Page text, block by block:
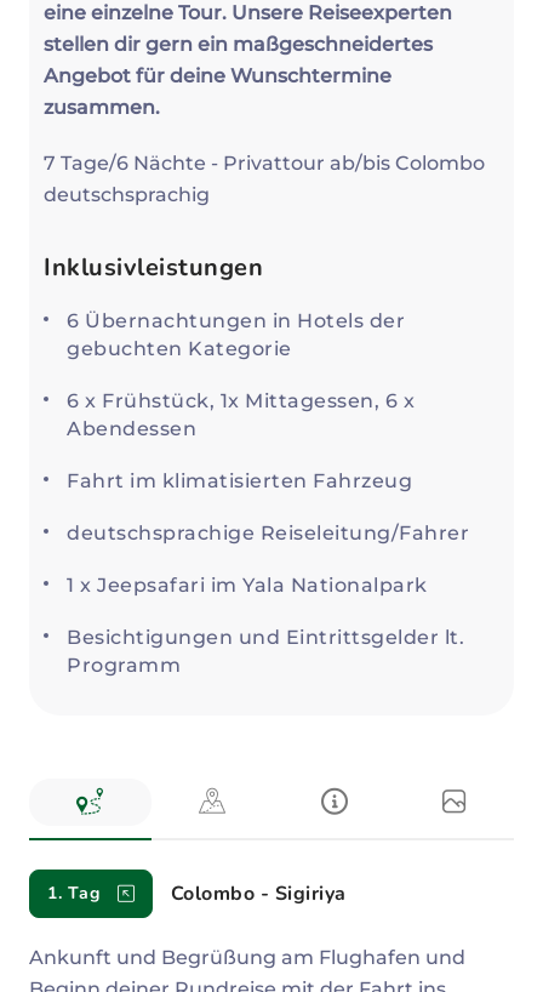
eine einzelne Tour. Unsere Reiseexperten
stellen dir gern ein maßgeschneidertes
Angebot für deine Wunschtermine
zusammen.
7 Tage/6 Nächte - Privattour ab/bis Colombo
deutschsprachig
Inklusivleistungen
6 Übernachtungen in Hotels der
gebuchten Kategorie
6 x Frühstück, 1x Mittagessen, 6 x
Abendessen
Fahrt im klimatisierten Fahrzeug
deutschsprachige Reiseleitung/Fahrer
1 x Jeepsafari im Yala Nationalpark
Besichtigungen und Eintrittsgelder lt.
Programm
Reiseverlauf
1. Tag Colombo - Sigiriya
Ankunft und Begrüßung am Flughafen und